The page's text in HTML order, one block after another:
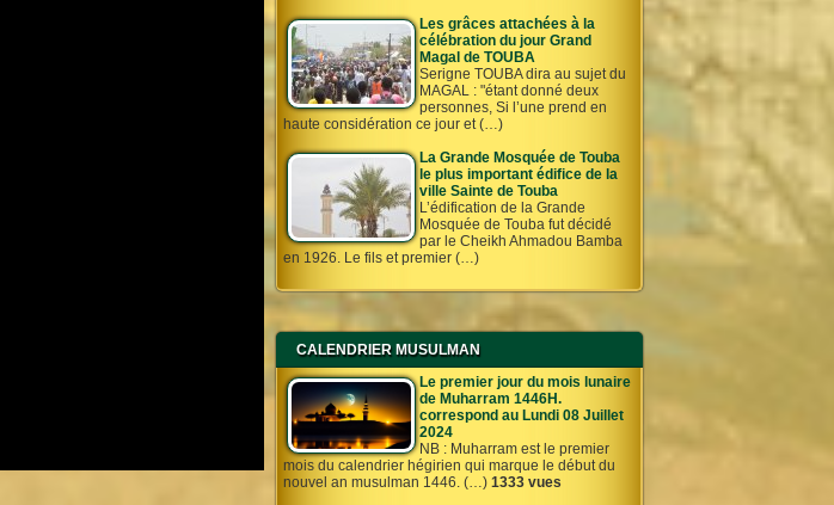
Les grâces attachées à la
célébration du jour Grand
Magal de TOUBA
Serigne TOUBA dira au sujet du
MAGAL : "étant donné deux
personnes, Si l’une prend en
haute considération ce jour et (…)
La Grande Mosquée de Touba
le plus important édifice de la
ville Sainte de Touba
L’édification de la Grande
Mosquée de Touba fut décidé
par le Cheikh Ahmadou Bamba
en 1926. Le fils et premier (…)
CALENDRIER MUSULMAN
Le premier jour du mois lunaire
de Muharram 1446H.
correspond au Lundi 08 Juillet
2024
NB : Muharram est le premier
mois du calendrier hégirien qui marque le début du
nouvel an musulman 1446. (…) 1333 vues